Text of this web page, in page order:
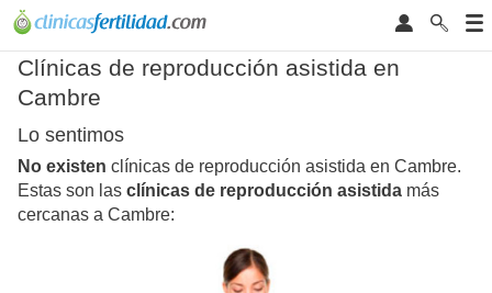
Clínicas de reproducción asistida en
Cambre
Lo sentimos
No existen clínicas de reproducción asistida en Cambre.
Estas son las clínicas de reproducción asistida más
cercanas a Cambre: